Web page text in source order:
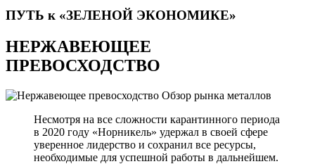
ПУТЬ к «ЗЕЛЕНОЙ ЭКОНОМИКЕ»
НЕРЖАВЕЮЩЕЕ
ПРЕВОСХОДСТВО
Обзор рынка металлов
Несмотря на все сложности карантинного периода
в 2020 году «Норникель» удержал в своей сфере
уверенное лидерство и сохранил все ресурсы,
необходимые для успешной работы в дальнейшем.